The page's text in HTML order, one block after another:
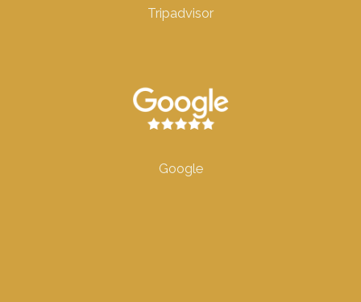
Tripadvisor
Google